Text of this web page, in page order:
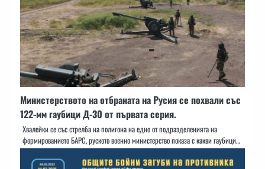
Министерството на отбраната на Русия се похвали със
122-мм гаубици Д-30 от първата серия.
Хвалейки се със стрелба на полигона на едно от подразделенията на
формированието БАРС, руското военно министерство показа с какви гаубици…